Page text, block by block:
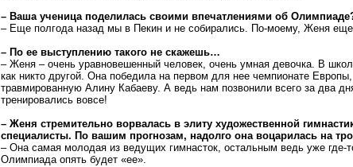
– Ваша ученица поделилась своими впечатлениями об
– Еще полгода назад мы в Пекин и не собирались. По-моему, Женя еще
– По ее выступлению такого не скажешь…
– Женя – очень уравновешенный человек, очень умная девочка. В
как никто другой. Она победила на первом для нее чемпионате
травмированную Алину Кабаеву. А ведь нам позвонили всего за два
тренировались вовсе!
– Женя стремительно ворвалась в элиту художественной
специалисты. По вашим прогнозам, надолго она воцарилась на
– Она самая молодая из ведущих гимнасток, остальным ведь уже
Олимпиада опять будет «ее».